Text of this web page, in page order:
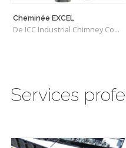
Cheminée EXCEL
De ICC Industrial Chimney Company Inc.
Services